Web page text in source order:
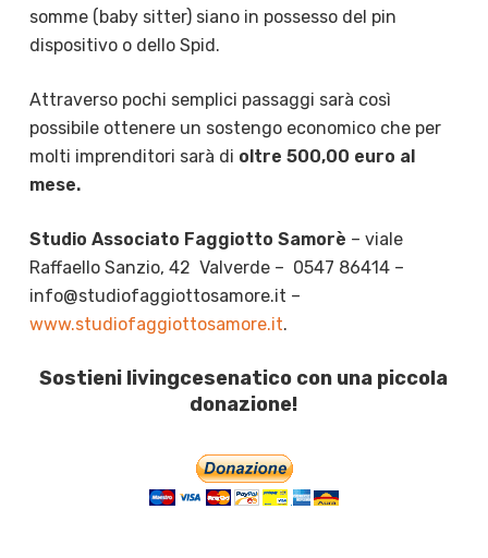
somme (baby sitter) siano in possesso del pin
dispositivo o dello Spid.
Attraverso pochi semplici passaggi sarà così
possibile ottenere un sostengo economico che per
molti imprenditori sarà di oltre 500,00 euro al
mese.
Studio Associato Faggiotto Samorè – viale
Raffaello Sanzio, 42 Valverde – 0547 86414 –
info@studiofaggiottosamore.it –
www.studiofaggiottosamore.it.
Sostieni livingcesenatico con una piccola
donazione!